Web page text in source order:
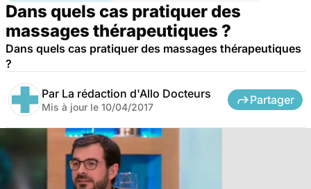
Dans quels cas pratiquer des
massages thérapeutiques ?
Dans quels cas pratiquer des massages thérapeutiques
?
Par La rédaction d'Allo Docteurs
Mis à jour le 10/04/2017
Partager